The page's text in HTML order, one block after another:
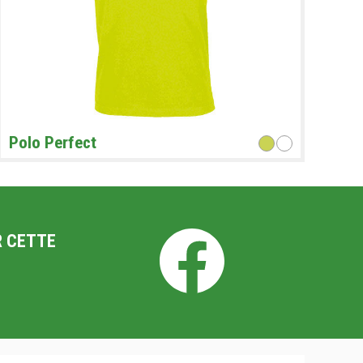
Polo Perfect
CETTE